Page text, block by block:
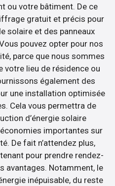
ou votre bâtiment. De ce
gratuit et précis pour
solaire et des panneaux
pouvez opter pour nos
parce que nous sommes
lieu de résidence ou
également des
une installation optimisée
Cela vous permettra de
d’énergie solaire
importantes sur
De fait n’attendez plus,
pour prendre rendez-
avantages. Notamment, le
inépuisable, du reste